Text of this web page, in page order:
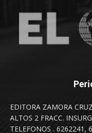
EDITORA ZAMORA
ALTOS 2 FRACC.
TELEFONOS . 6262241,